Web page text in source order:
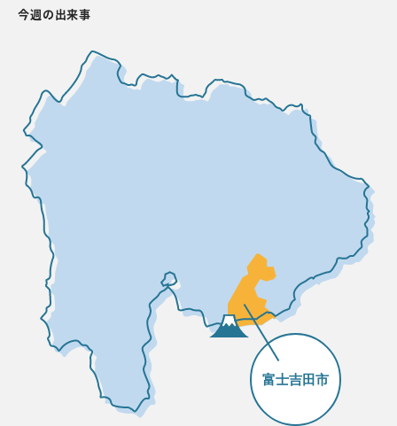
今週の出来事